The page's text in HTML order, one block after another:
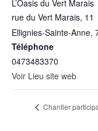
L’Oasis du Vert Marais
rue du Vert Marais, 11
Ellignies-Sainte-Anne,
Téléphone
0473483370
Voir Lieu site web
Chantier